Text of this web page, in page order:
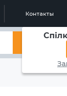
Контакты